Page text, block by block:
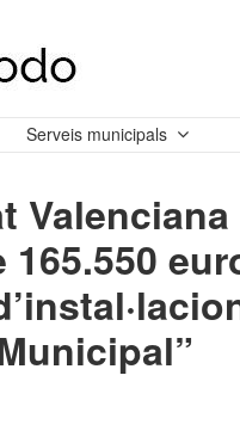
Serveis municipals